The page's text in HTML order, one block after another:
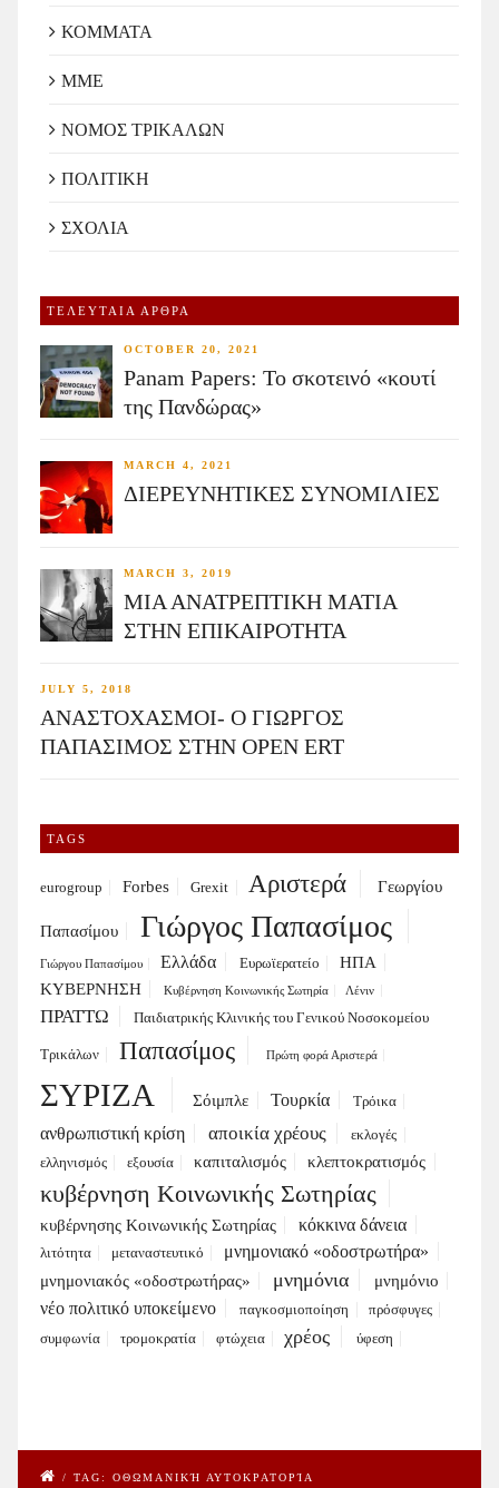
ΚΟΜΜΑΤΑ
ΜΜΕ
ΝΟΜΟΣ ΤΡΙΚΑΛΩΝ
ΠΟΛΙΤΙΚΗ
ΣΧΟΛΙΑ
ΤΕΛΕΥΤΑΙΑ ΑΡΘΡΑ
OCTOBER 20, 2021
Panam Papers: Το σκοτεινό «κουτί
της Πανδώρας»
MARCH 4, 2021
ΔΙΕΡΕΥΝΗΤΙΚΕΣ ΣΥΝΟΜΙΛΙΕΣ
MARCH 3, 2019
ΜΙΑ ΑΝΑΤΡΕΠΤΙΚΗ ΜΑΤΙΑ
ΣΤΗΝ ΕΠΙΚΑΙΡΟΤΗΤΑ
JULY 5, 2018
ΑΝΑΣΤΟΧΑΣΜΟΙ- Ο ΓΙΩΡΓΟΣ
ΠΑΠΑΣΙΜΟΣ ΣΤΗΝ OPEN ERT
TAGS
eurogroup Forbes Grexit Αριστερά Γεωργίου
Παπασίμου Γιώργος Παπασίμος
Γιώργου Παπασίμου Ελλάδα Ευρωϊερατείο
ΗΠΑ
ΚΥΒΕΡΝΗΣΗ
Κυβέρνηση Κοινωνικής Σωτηρία Λένιν
ΠΡΑΤΤΩ Παιδιατρικής Κλινικής του Γενικού Νοσοκομείου
Τρικάλων Παπασίμος Πρώτη φορά Αριστερά
ΣΥΡΙΖΑ Σόιμπλε Τουρκία Τρόικα
ανθρωπιστική κρίση αποικία χρέους
εκλογές
ελληνισμός
εξουσία καπιταλισμός κλεπτοκρατισμός
κυβέρνηση Κοινωνικής Σωτηρίας
κυβέρνησης Κοινωνικής Σωτηρίας κόκκινα δάνεια
λιτότητα μεταναστευτικό μνημονιακό «οδοστρωτήρα»
μνημονιακός «οδοστρωτήρας» μνημόνια μνημόνιο
νέο πολιτικό υποκείμενο παγκοσμιοποίηση
πρόσφυγες
συμφωνία
τρομοκρατία φτώχεια χρέος ύφεση
/ TAG: ΟΘΩΜΑΝΙΚΉ ΑΥΤΟΚΡΑΤΟΡΊΑ